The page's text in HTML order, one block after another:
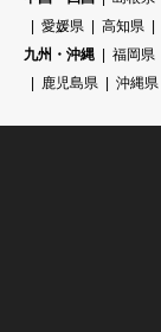
愛媛県
高知県
九州・沖縄
福岡県
鹿児島県
沖縄県